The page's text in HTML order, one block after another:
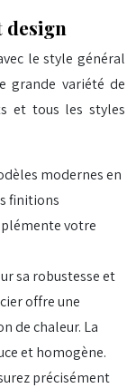
le style général
grande variété de
et tous les styles
modernes en
finitions
votre
sa robustesse et
offre une
de chaleur. La
et homogène.
précisément